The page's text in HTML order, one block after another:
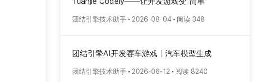
团结引擎技术助手 2026-08-04 阅读 348
团结引擎AI开发赛车游戏丨汽车模型生成
团结引擎技术助手 2026-06-12 阅读 8240